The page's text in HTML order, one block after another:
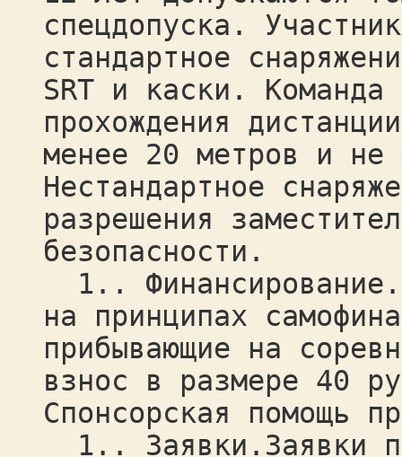
спецдопуска.
стандартное
SRT и каски.
прохождения
менее 20 метров и не
Нестандартное
разрешения
безопасности.
1..
на принципах
прибывающие на
взнос в размере 40
Спонсорская помощь
1.. Заявки.Заявки